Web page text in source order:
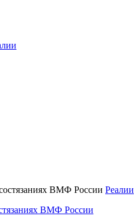
Реалии
ВМФ России